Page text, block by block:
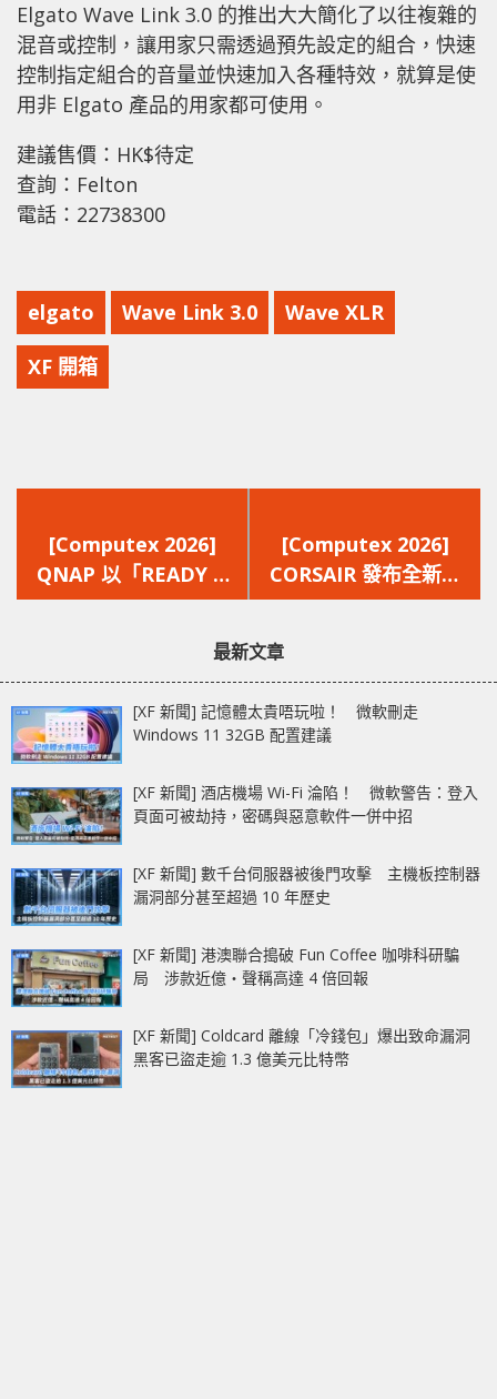
Elgato Wave Link 3.0 的推出大大簡化了以往複雜的
混音或控制，讓用家只需透過預先設定的組合，快速
控制指定組合的音量並快速加入各種特效，就算是使
用非 Elgato 產品的用家都可使用。
建議售價：HK$待定
查詢：Felton
電話：22738300
elgato Wave Link 3.0 Wave XLR
XF 開箱
一
篇
文
[Computex 2026]
QNAP 以「READY &
RECOVERY」 重塑企
一
篇
文
[Computex 2026]
CORSAIR 發布全新硬
件 提升舒適度、散熱
最新文章
[XF 新聞] 記憶體太貴唔玩啦！ 微軟刪走
Windows 11 32GB 配置建議
[XF 新聞] 酒店機場 Wi-Fi 淪陷！ 微軟警告：登入
頁面可被劫持，密碼與惡意軟件一併中招
[XF 新聞] 數千台伺服器被後門攻擊 主機板控制器
漏洞部分甚至超過 10 年歷史
[XF 新聞] 港澳聯合搗破 Fun Coffee 咖啡科研騙
局 涉款近億‧聲稱高達 4 倍回報
[XF 新聞] Coldcard 離線「冷錢包」爆出致命漏洞
黑客已盜走逾 1.3 億美元比特幣